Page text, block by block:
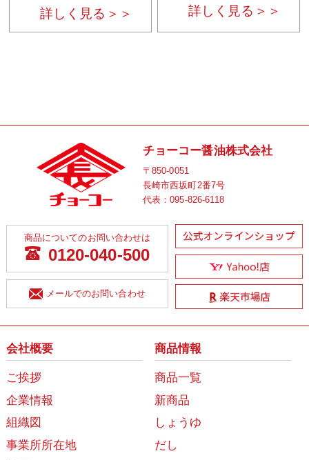
詳しく見る＞＞ 詳しく見る＞＞
チョーコー醤油株式会社
〒850-0051
長崎市西坂町2番7号
代表：095-826-6118
商品についてのお問い合わせは
0120-040-500
メールでのお問い合わせ
会社概要
ご挨拶
企業情報
組織図
事業所所在地
商品情報
商品一覧
新商品
しょうゆ
だし